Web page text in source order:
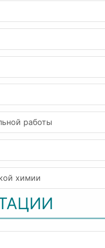
работы
химии